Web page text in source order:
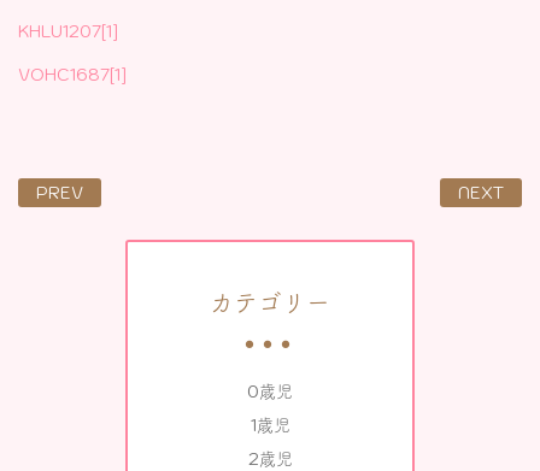
KHLU1207[1]
VOHC1687[1]
PREV NEXT
カテゴリー
0歳児
1歳児
2歳児